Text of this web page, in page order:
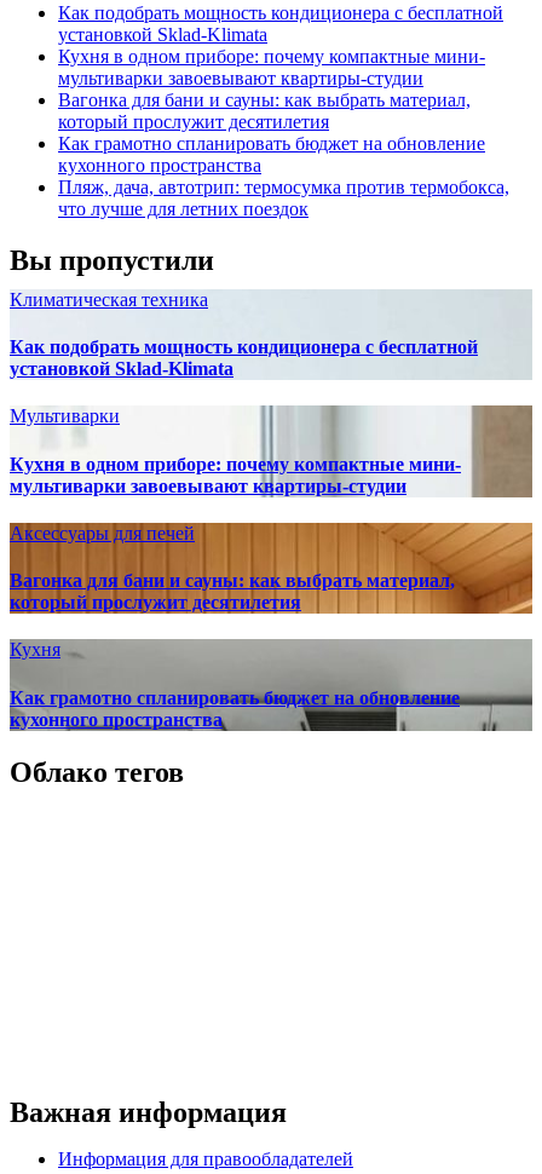
Как подобрать мощность кондиционера с бесплатной
установкой Sklad-Klimata
Кухня в одном приборе: почему компактные мини-
мультиварки завоевывают квартиры-студии
Вагонка для бани и сауны: как выбрать материал,
который прослужит десятилетия
Как грамотно спланировать бюджет на обновление
кухонного пространства
Пляж, дача, автотрип: термосумка против термобокса,
что лучше для летних поездок
Вы пропустили
Климатическая техника
Как подобрать мощность кондиционера с бесплатной
установкой Sklad-Klimata
Мультиварки
Кухня в одном приборе: почему компактные мини-
мультиварки завоевывают квартиры-студии
Аксессуары для печей
Вагонка для бани и сауны: как выбрать материал,
который прослужит десятилетия
Кухня
Как грамотно спланировать бюджет на обновление
кухонного пространства
Облако тегов
Важная информация
Информация для правообладателей